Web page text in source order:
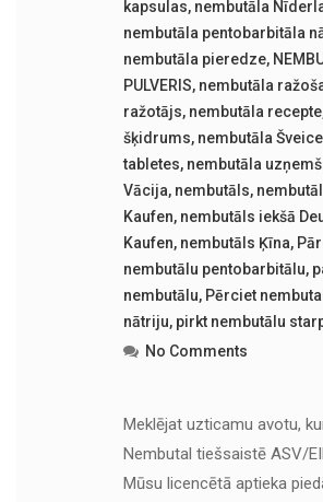
kapsulas, nembutāla
nembutāla pentobarbitāla
nembutāla pieredze,
PULVERIS, nembutāla
ražotājs, nembutāla recepte
šķidrums, nembutāla Šveice
tabletes, nembutāla
Vācija, nembutāls,
Kaufen, nembutāls iekšā
Kaufen, nembutāls Ķīna,
nembutālu pentobarbitālu,
nembutālu, Pērciet
nātriju, pirkt nembutālu
No Comments
Meklējat uzticamu avotu,
Nembutal tiešsaistē ASV/
Mūsu licencētā aptieka